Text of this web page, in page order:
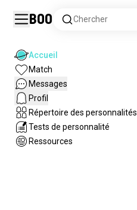
Boo Chercher
Accueil
Match
Messages
Profil
Répertoire des personnalités
Tests de personnalité
Ressources